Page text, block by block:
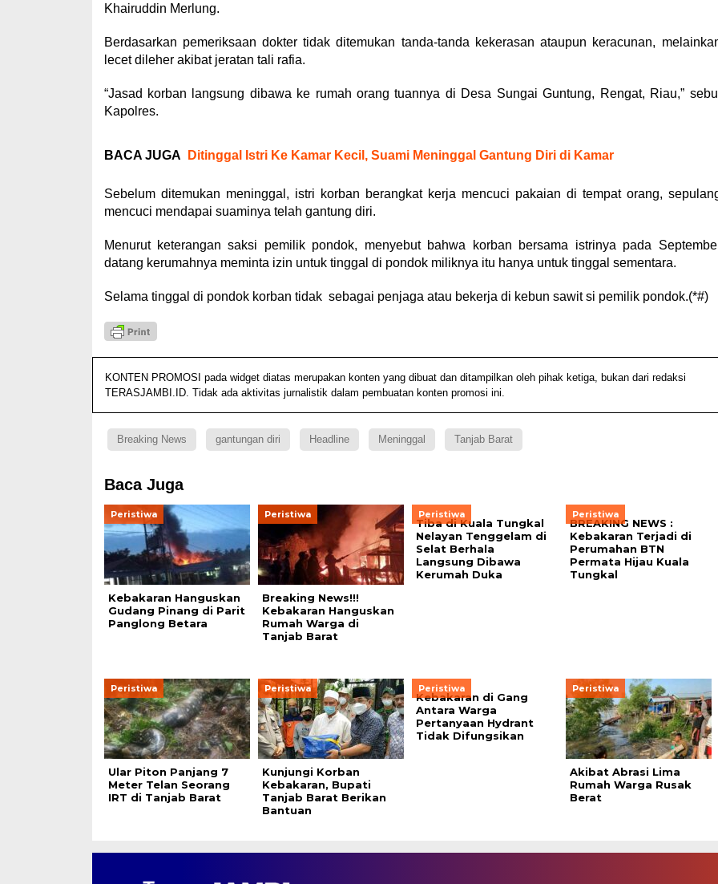
Khairuddin Merlung.
Berdasarkan pemeriksaan dokter tidak ditemukan tanda-tanda kekerasan ataupun keracunan,
lecet dileher akibat jeratan tali rafia.
“Jasad korban langsung dibawa ke rumah orang tuannya di Desa Sungai Guntung, Rengat, Riau,”
Kapolres.
BACA JUGA Ditinggal Istri Ke Kamar Kecil, Suami Meninggal Gantung Diri di Kamar
Sebelum ditemukan meninggal, istri korban berangkat kerja mencuci pakaian di tempat orang,
mencuci mendapai suaminya telah gantung diri.
Menurut keterangan saksi pemilik pondok, menyebut bahwa korban bersama istrinya pada
datang kerumahnya meminta izin untuk tinggal di pondok miliknya itu hanya untuk tinggal sementara.
Selama tinggal di pondok korban tidak sebagai penjaga atau bekerja di kebun sawit si pemilik pondok.(*#)
KONTEN PROMOSI pada widget diatas merupakan konten yang dibuat dan ditampilkan oleh pihak ketiga, bukan dari redaksi
TERASJAMBI.ID. Tidak ada aktivitas jurnalistik dalam pembuatan konten promosi ini.
Breaking News gantungan diri Headline Meninggal Tanjab Barat
Baca Juga
Peristiwa
Kebakaran Hanguskan
Gudang Pinang di Parit
Panglong Betara
Peristiwa
Breaking News!!!
Kebakaran Hanguskan
Rumah Warga di
Tanjab Barat
Peristiwa
Tiba di Kuala Tungkal
Nelayan Tenggelam di
Selat Berhala
Langsung Dibawa
Kerumah Duka
Peristiwa
BREAKING NEWS :
Kebakaran Terjadi di
Perumahan BTN
Permata Hijau Kuala
Tungkal
Peristiwa
Ular Piton Panjang 7
Meter Telan Seorang
IRT di Tanjab Barat
Peristiwa
Kunjungi Korban
Kebakaran, Bupati
Tanjab Barat Berikan
Bantuan
Peristiwa
Kebakaran di Gang
Antara Warga
Pertanyaan Hydrant
Tidak Difungsikan
Peristiwa
Akibat Abrasi Lima
Rumah Warga Rusak
Berat